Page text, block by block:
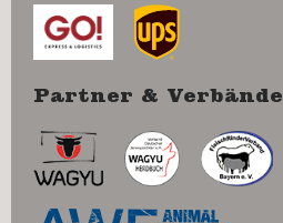
Partner & Verbände